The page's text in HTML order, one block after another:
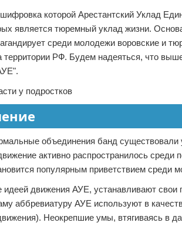
которой Арестантский Уклад
является тюремный уклад жизни.
среди молодежи воровские и
территории РФ. Будем надеяться, что
объединения банд
активно распространилось
популярным приветствием среди
движения АУЕ, устанавливают свои
аббревиатуру АУЕ используют в
Неокрепшие умы, втягиваясь в